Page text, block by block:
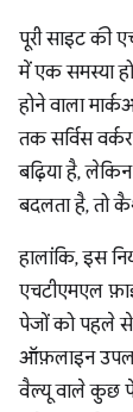
पूरी साइट की
में एक समस्या
होने वाला
तक सर्विस
बढ़िया है,
बदलता है, तो
हालांकि, इस
एचटीएमएल
पेजों को पहले से
ऑफ़लाइन
वैल्यू वाले कुछ